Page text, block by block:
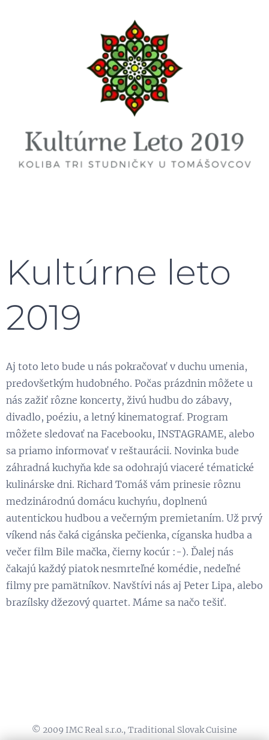
Kultúrne leto
2019
Aj toto leto bude u nás pokračovať v duchu umenia,
predovšetkým hudobného. Počas prázdnin môžete u
nás zažiť rôzne koncerty, živú hudbu do zábavy,
divadlo, poéziu, a letný kinematograf. Program
môžete sledovať na Facebooku, INSTAGRAME, alebo
sa priamo informovať v reštaurácii. Novinka bude
záhradná kuchyňa kde sa odohrajú viaceré tématické
kulinárske dni. Richard Tomáš vám prinesie rôznu
medzinárodnú domácu kuchyńu, doplnenú
autentickou hudbou a večerným premietaním. Už prvý
víkend nás čaká cigánska pečienka, cíganska hudba a
večer film Bile mačka, čierny kocúr :-). Ďalej nás
čakajú každý piatok nesmrteľné komédie, nedeľné
filmy pre pamätníkov. Navštívi nás aj Peter Lipa, alebo
brazílsky džezový quartet. Máme sa načo tešiť.
© 2009 IMC Real s.r.o., Traditional Slovak Cuisine